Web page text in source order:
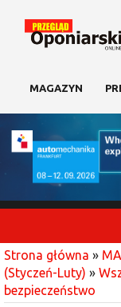
MAGAZYN
Strona główna »
(Styczeń-Luty) »
bezpieczeństwo